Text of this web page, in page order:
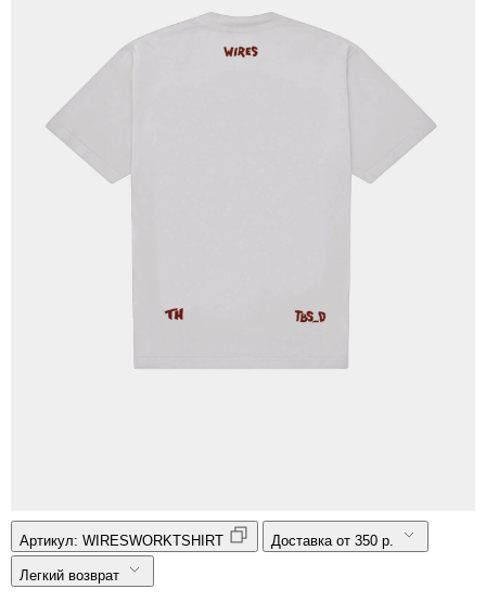
Артикул: WIRESWORKTSHIRT Доставка от 350 р.
Легкий возврат